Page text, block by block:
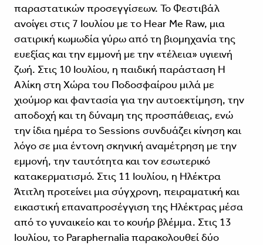
παραστατικών προσεγγίσεων. Το Φεστιβάλ
ανοίγει στις 7 Ιουλίου με το Hear Me Raw, μια
σατιρική κωμωδία γύρω από τη βιομηχανία της
ευεξίας και την εμμονή με την «τέλεια» υγιεινή
ζωή. Στις 10 Ιουλίου, η παιδική παράσταση Η
Αλίκη στη Χώρα του Ποδοσφαίρου μιλά με
χιούμορ και φαντασία για την αυτοεκτίμηση, την
αποδοχή και τη δύναμη της προσπάθειας, ενώ
την ίδια ημέρα το Sessions συνδυάζει κίνηση και
λόγο σε μια έντονη σκηνική αναμέτρηση με την
εμμονή, την ταυτότητα και τον εσωτερικό
κατακερματισμό. Στις 11 Ιουλίου, η Ηλέκτρα
Άτιτλη προτείνει μια σύγχρονη, πειραματική και
εικαστική επαναπροσέγγιση της Ηλέκτρας μέσα
από το γυναικείο και το κουήρ βλέμμα. Στις 13
Ιουλίου, το Paraphernalia παρακολουθεί δύο